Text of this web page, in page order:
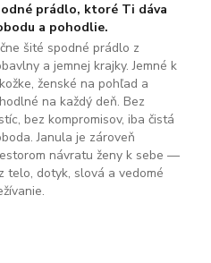
prádlo, ktoré Ti dáva
a pohodlie.
šité spodné prádlo z
a jemnej krajky. Jemné k
ženské na pohľad a
na každý deň. Bez
bez kompromisov, iba čistá
Janula je zároveň
návratu ženy k sebe —
telo, dotyk, slová a vedomé